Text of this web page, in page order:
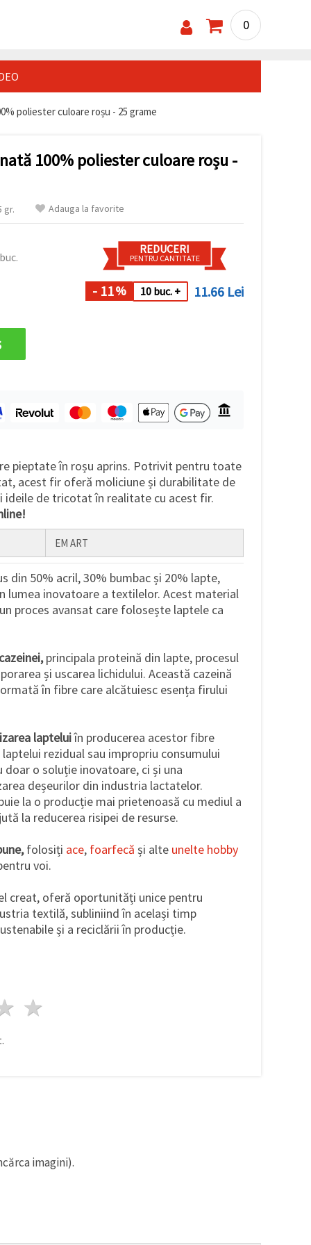
0
poliester culoare roșu - 25 grame
100% poliester culoare roșu -
gr. Adauga la favorite
REDUCERI
PENTRU CANTITATE
- 11% 10 buc. + 11.66 Lei
pieptate în roșu aprins. Potrivit pentru toate
acest fir oferă moliciune și durabilitate de
ideile de tricotat în realitate cu acest fir.
EM ART
din 50% acril, 30% bumbac și 20% lapte,
lumea inovatoare a textilelor. Acest material
proces avansat care folosește laptele ca
principala proteină din lapte, procesul
și uscarea lichidului. Această cazeină
în fibre care alcătuiesc esența firului
lapteluiîn producerea acestor fibre
rezidual sau impropriu consumului
doar o soluție inovatoare, ci și una
deșeurilor din industria lactatelor.
la o producție mai prietenoasă cu mediul a
la reducerea risipei de resurse.
folosiți ace, foarfecă și alte unelte hobby
voi.
creat, oferă oportunități unice pentru
textilă, subliniind în același timp
și a reciclării în producție.
4 stele
imagini).